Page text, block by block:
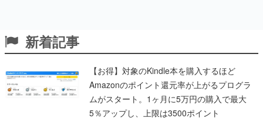
新着記事
【お得】対象のKindle本を購入するほど
Amazonのポイント還元率が上がるプログラ
ムがスタート。1ヶ月に5万円の購入で最大
5％アップし、上限は3500ポイント